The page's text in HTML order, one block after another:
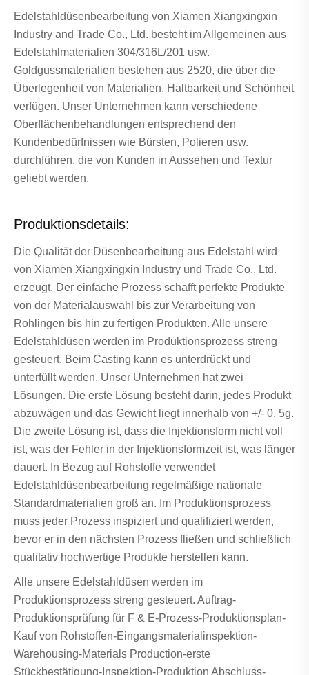
Edelstahldüsenbearbeitung von Xiamen Xiangxingxin
Industry and Trade Co., Ltd. besteht im Allgemeinen aus
Edelstahlmaterialien 304/316L/201 usw.
Goldgussmaterialien bestehen aus 2520, die über die
Überlegenheit von Materialien, Haltbarkeit und Schönheit
verfügen. Unser Unternehmen kann verschiedene
Oberflächenbehandlungen entsprechend den
Kundenbedürfnissen wie Bürsten, Polieren usw.
durchführen, die von Kunden in Aussehen und Textur
geliebt werden.
Produktionsdetails:
Die Qualität der Düsenbearbeitung aus Edelstahl wird
von Xiamen Xiangxingxin Industry und Trade Co., Ltd.
erzeugt. Der einfache Prozess schafft perfekte Produkte
von der Materialauswahl bis zur Verarbeitung von
Rohlingen bis hin zu fertigen Produkten. Alle unsere
Edelstahldüsen werden im Produktionsprozess streng
gesteuert. Beim Casting kann es unterdrückt und
unterfüllt werden. Unser Unternehmen hat zwei
Lösungen. Die erste Lösung besteht darin, jedes Produkt
abzuwägen und das Gewicht liegt innerhalb von +/- 0. 5g.
Die zweite Lösung ist, dass die Injektionsform nicht voll
ist, was der Fehler in der Injektionsformzeit ist, was länger
dauert. In Bezug auf Rohstoffe verwendet
Edelstahldüsenbearbeitung regelmäßige nationale
Standardmaterialien groß an. Im Produktionsprozess
muss jeder Prozess inspiziert und qualifiziert werden,
bevor er in den nächsten Prozess fließen und schließlich
qualitativ hochwertige Produkte herstellen kann.
Alle unsere Edelstahldüsen werden im
Produktionsprozess streng gesteuert. Auftrag-
Produktionsprüfung für F & E-Prozess-Produktionsplan-
Kauf von Rohstoffen-Eingangsmaterialinspektion-
Warehousing-Materials Production-erste
Stückbestätigung-Inspektion-Produktion Abschluss-